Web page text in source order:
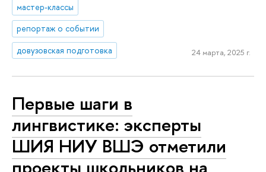
мастер-классы
репортаж о событии
довузовская подготовка
24 марта, 2025 г.
Первые шаги в
лингвистике: эксперты
ШИЯ НИУ ВШЭ отметили